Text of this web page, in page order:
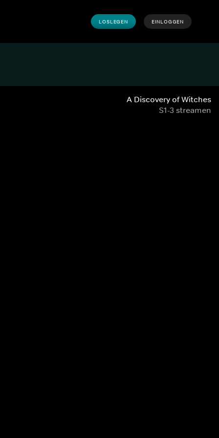
LOSLEGEN EINLOGGEN
A Discovery of Witches
S1-3 streamen